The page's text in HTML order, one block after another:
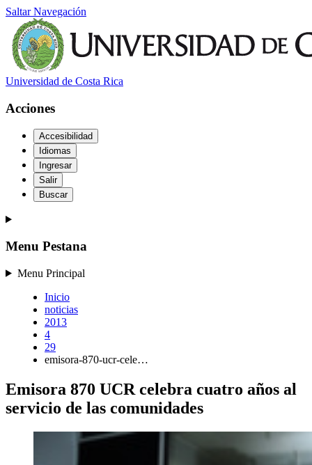
Saltar Navegación
Universidad de Costa Rica
Acciones
Accesibilidad
Idiomas
Ingresar
Salir
Buscar
Menu Pestana
Menu Principal
Inicio
noticias
2013
4
29
emisora-870-ucr-cele…
Emisora 870 UCR celebra cuatro años al
servicio de las comunidades